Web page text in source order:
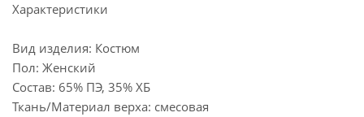
Характеристики
Вид изделия: Костюм
Пол: Женский
Состав: 65% ПЭ, 35% ХБ
Ткань/Материал верха: смесовая